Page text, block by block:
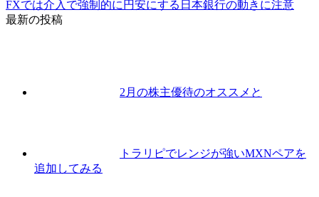
FXでは介入で強制的に円安にする日本銀行の動きに注意
最新の投稿
2月の株主優待のオススメと
トラリピでレンジが強いMXNペアを
追加してみる